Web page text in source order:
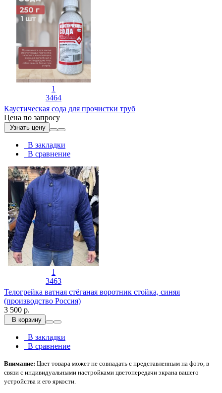
1
3464
Каустическая сода для прочистки труб
Цена по запросу
Узнать цену
В закладки
В сравнение
1
3463
Телогрейка ватная стёганая воротник стойка, синяя
(производство Россия)
3 500 р.
В корзину
В закладки
В сравнение
Внимание: Цвет товара может не совпадать с представленным на фото, в
связи с индивидуальными настройками цветопередачи экрана вашего
устройства и его яркости.